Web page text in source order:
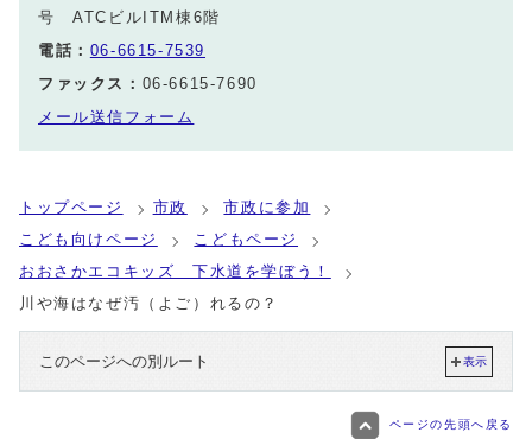
号 ATCビルITM棟6階
電話： 06-6615-7539
ファックス： 06-6615-7690
メール送信フォーム
トップページ 市政
市政に参加
こども向けページ
こどもページ
おおさかエコキッズ 下水道を学ぼう！
川や海はなぜ汚（よご）れるの？
このページへの別ルート 表示
ページの先頭へ戻る